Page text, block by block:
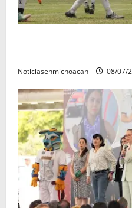
Noticiasenmichoacan 08/07/